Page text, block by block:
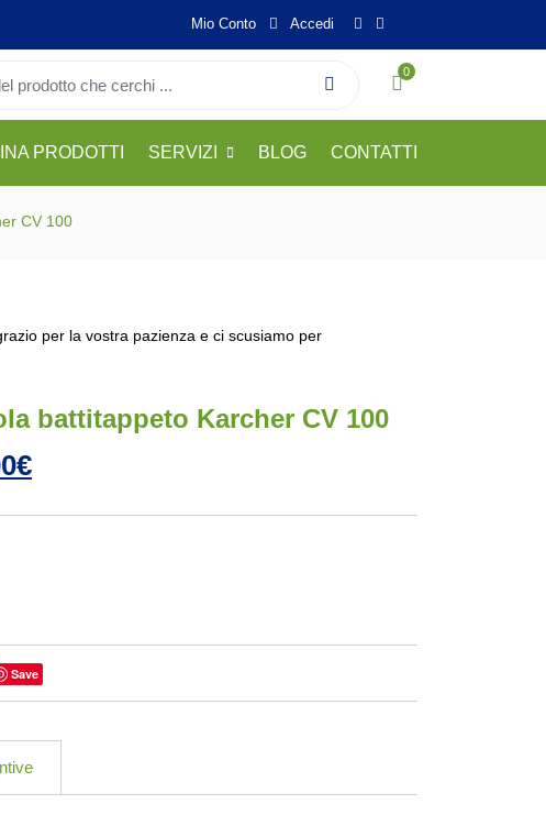
Mio Conto Accedi
0
PRODOTTI SERVIZI BLOG CONTATTI
CV 100
per la vostra pazienza e ci scusiamo per
battitappeto Karcher CV 100
originale era: 262,00€.
€Il prezzo attuale è: 140,00€.
Save